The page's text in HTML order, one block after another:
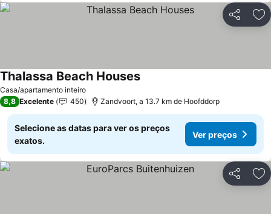
Partilhar
Casa/apartamento inteiro
Thalassa Beach Houses
8,8 Excelente 450 Zandvoort, a 13.7 km de Hoofddorp
Selecione as datas para ver os preços
exatos.
Ver preços
Partilhar